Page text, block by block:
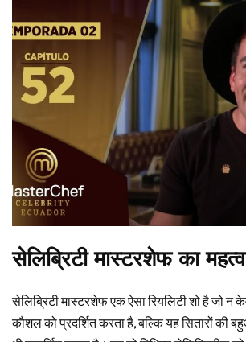
सेलिब्रिटी मास्टरशेफ का महत्व
सेलिब्रिटी मास्टरशेफ एक ऐसा रियलिटी शो है जो न
कौशल को प्रदर्शित करता है, बल्कि यह सितारों की